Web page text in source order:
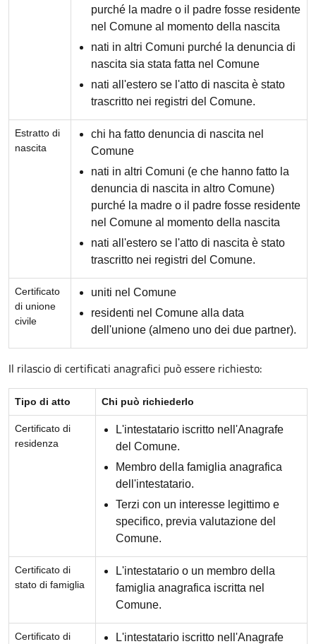
purché la madre o il padre fosse residente
nel Comune al momento della nascita
nati in altri Comuni purché la denuncia di
nascita sia stata fatta nel Comune
nati all'estero se l'atto di nascita è stato
trascritto nei registri del Comune.
Estratto di
nascita
chi ha fatto denuncia di nascita nel
Comune
nati in altri Comuni (e che hanno fatto la
denuncia di nascita in altro Comune)
purché la madre o il padre fosse residente
nel Comune al momento della nascita
nati all'estero se l'atto di nascita è stato
trascritto nei registri del Comune.
Certificato
di unione
civile
uniti nel Comune
residenti nel Comune alla data
dell'unione (almeno uno dei due partner).
Il rilascio di certificati anagrafici può essere richiesto:
Tipo di atto Chi può richiederlo
Certificato di
residenza
L'intestatario iscritto nell'Anagrafe
del Comune.
Membro della famiglia anagrafica
dell'intestatario.
Terzi con un interesse legittimo e
specifico, previa valutazione del
Comune.
Certificato di
stato di famiglia
L'intestatario o un membro della
famiglia anagrafica iscritta nel
Comune.
Certificato di
L'intestatario iscritto nell'Anagrafe